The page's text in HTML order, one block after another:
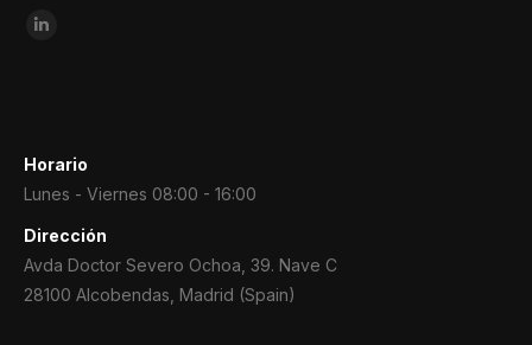
Encuéntranos en:
new
window
Horario
Lunes - Viernes 08:00 - 16:00
Dirección
Avda Doctor Severo Ochoa, 39. Nave C
28100 Alcobendas, Madrid (Spain)